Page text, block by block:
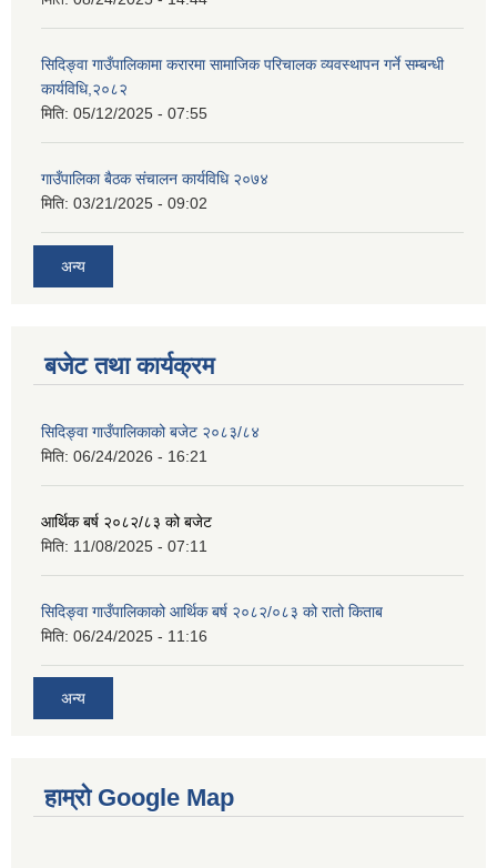
सिदिङ्वा गाउँपालिकामा करारमा सामाजिक परिचालक व्यवस्थापन गर्ने सम्बन्धी
कार्यविधि,२०८२
मिति: 05/12/2025 - 07:55
गाउँपालिका बैठक संचालन कार्यविधि २०७४
मिति: 03/21/2025 - 09:02
अन्य
बजेट तथा कार्यक्रम
सिदिङ्वा गाउँपालिकाको बजेट २०८३/८४
मिति: 06/24/2026 - 16:21
आर्थिक बर्ष २०८२/८३ को बजेट
मिति: 11/08/2025 - 07:11
सिदिङ्वा गाउँपालिकाको आर्थिक बर्ष २०८२/०८३ को रातो किताब
मिति: 06/24/2025 - 11:16
अन्य
हाम्रो Google Map